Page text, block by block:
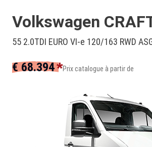
Volkswagen
55 2.0TDI EURO VI-e 120/163 RWD
€ 68.394*Prix catalogue à partir de